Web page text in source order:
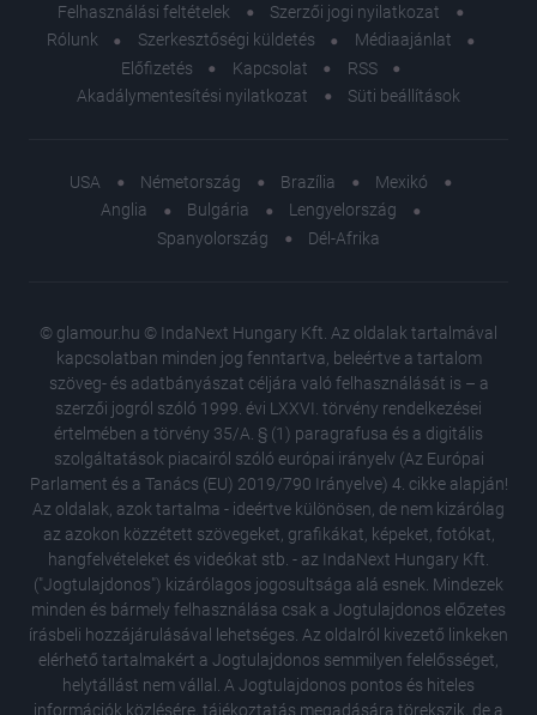
Felhasználási feltételek
Szerzői jogi nyilatkozat
Rólunk
Szerkesztőségi küldetés
Médiaajánlat
Előfizetés
Kapcsolat
RSS
Akadálymentesítési nyilatkozat
Süti beállítások
USA Németország Brazília
Mexikó
Anglia
Bulgária
Lengyelország
Spanyolország
Dél-Afrika
© glamour.hu © IndaNext Hungary Kft. Az oldalak tartalmával
kapcsolatban minden jog fenntartva, beleértve a tartalom
szöveg- és adatbányászat céljára való felhasználását is – a
szerzői jogról szóló 1999. évi LXXVI. törvény rendelkezései
értelmében a törvény 35/A. § (1) paragrafusa és a digitális
szolgáltatások piacairól szóló európai irányelv (Az Európai
Parlament és a Tanács (EU) 2019/790 Irányelve) 4. cikke alapján!
Az oldalak, azok tartalma - ideértve különösen, de nem kizárólag
az azokon közzétett szövegeket, grafikákat, képeket, fotókat,
hangfelvételeket és videókat stb. - az IndaNext Hungary Kft.
("Jogtulajdonos") kizárólagos jogosultsága alá esnek. Mindezek
minden és bármely felhasználása csak a Jogtulajdonos előzetes
írásbeli hozzájárulásával lehetséges. Az oldalról kivezető linkeken
elérhető tartalmakért a Jogtulajdonos semmilyen felelősséget,
helytállást nem vállal. A Jogtulajdonos pontos és hiteles
információk közlésére, tájékoztatás megadására törekszik, de a